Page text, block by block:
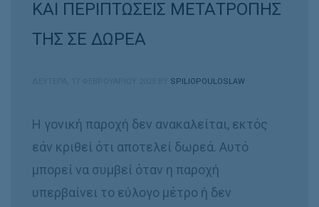
ΚΑΙ ΠΕΡΙΠΤΩΣΕΙΣ ΜΕΤΑΤΡΟΠΗΣ
ΤΗΣ ΣΕ ΔΩΡΕΑ
SPILIOPOULOSLAW
Η γονική παροχή δεν ανακαλείται, εκτός
εάν κριθεί ότι αποτελεί δωρεά. Αυτό
μπορεί να συμβεί όταν η παροχή
υπερβαίνει το εύλογο μέτρο ή δεν